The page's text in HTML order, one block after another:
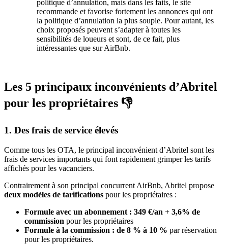
politique d’annulation, mais dans les faits, le site
recommande et favorise fortement les annonces qui ont
la politique d’annulation la plus souple. Pour autant, les
choix proposés peuvent s’adapter à toutes les
sensibilités de loueurs et sont, de ce fait, plus
intéressantes que sur AirBnb.
Les 5 principaux inconvénients d’Abritel
pour les propriétaires 👎
1. Des frais de service élevés
Comme tous les OTA, le principal inconvénient d’Abritel sont les
frais de services importants qui font rapidement grimper les tarifs
affichés pour les vacanciers.
Contrairement à son principal concurrent AirBnb, Abritel propose
deux modèles de tarifications pour les propriétaires :
Formule avec un abonnement : 349 €/an + 3,6% de
commission pour les propriétaires
Formule à la commission : de 8 % à 10 % par réservation
pour les propriétaires.